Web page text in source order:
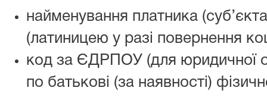
найменування платника
(латиницею у разі повернення
код за ЄДРПОУ (для юридичної
по батькові (за наявності)